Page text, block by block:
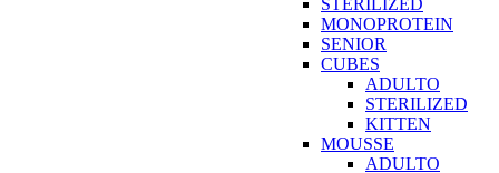
STERILIZED
MONOPROTEIN
SENIOR
CUBES
ADULTO
STERILIZED
KITTEN
MOUSSE
ADULTO